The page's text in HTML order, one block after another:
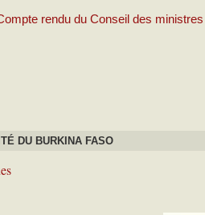
rendu du Conseil des
DU BURKINA FASO